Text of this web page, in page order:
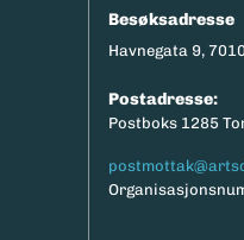
Besøksadresse
Havnegata 9,
Postadresse:
Postboks 1285